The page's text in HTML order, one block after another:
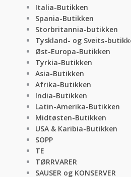
Italia-Butikken
Spania-Butikken
Storbritannia-butikken
Tyskland- og Sveits-
Øst-Europa-Butikken
Tyrkia-Butikken
Asia-Butikken
Afrika-Butikken
India-Butikken
Latin-Amerika-Butikken
Midtøsten-Butikken
USA & Karibia-Butikken
SOPP
TE
TØRRVARER
SAUSER og KONSERVER